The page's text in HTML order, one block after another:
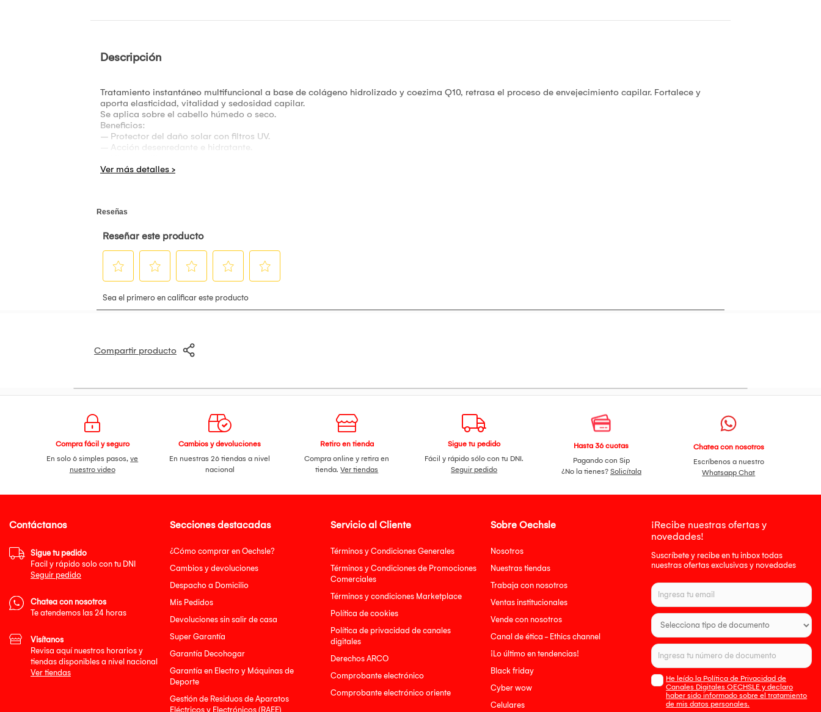
Descripción
Tratamiento instantáneo multifuncional a base de colágeno hidrolizado y coezima Q10, retrasa el proceso de envejecimiento capilar. Fortalece y
aporta elasticidad, vitalidad y sedosidad capilar.
Se aplica sobre el cabello húmedo o seco.
Beneficios:
– Protector del daño solar con filtros UV.
– Acción desenredante e hidratante.
Compartir producto
Compra fácil y seguro
En solo 6 simples pasos,ve
nuestro video
Cambios y devoluciones
En nuestras 26 tiendas a nivel
nacional
Retiro en tienda
Compra online y retira en
tienda.Ver tiendas
Sigue tu pedido
Fácil y rápido sólo con tu DNI.
Seguir pedido
Hasta 36 cuotas
Pagando con Sip
¿No la tienes? Solicítala
Chatea con nosotros
Escríbenos a nuestro
Whatsapp Chat
Secciones destacadas
¿Cómo comprar en Oechsle?
Cambios y devoluciones
Despacho a Domicilio
Mis Pedidos
Devoluciones sin salir de casa
Super Garantía
Garantía Decohogar
Garantía en Electro y Máquinas de
Deporte
Gestión de Residuos de Aparatos
Eléctricos y Electrónicos (RAEE)
Servicio al Cliente
Términos y Condiciones Generales
Términos y Condiciones de Promociones
Comerciales
Términos y condiciones Marketplace
Política de cookies
Política de privacidad de canales
digitales
Derechos ARCO
Comprobante electrónico
Comprobante electrónico oriente
Sobre Oechsle
Nosotros
Nuestras tiendas
Trabaja con nosotros
Ventas institucionales
Vende con nosotros
Canal de ética - Ethics channel
¡Lo último en tendencias!
Black friday
Cyber wow
Celulares
¡Recibe nuestras ofertas y
novedades!
Suscríbete y recibe en tu inbox todas
nuestras ofertas exclusivas y novedades
He leído la Política de Privacidad de
Canales Digitales OECHSLE y declaro
haber sido informado sobre el tratamiento
de mis datos personales.
Contáctanos
Sigue tu pedido
Facil y rápido solo con tu DNI
Seguir pedido
Chatea con nosotros
Te atendemos las 24 horas
Visítanos
Revisa aquí nuestros horarios y
tiendas disponibles a nivel nacional
Ver tiendas